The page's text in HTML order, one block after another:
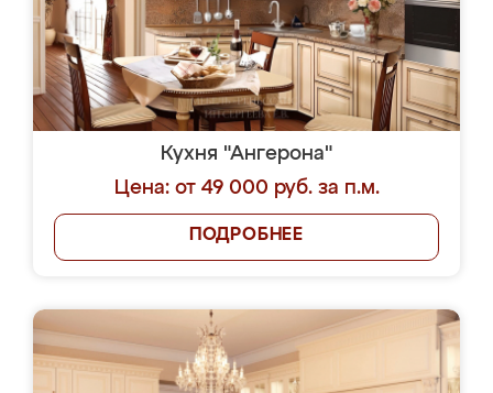
Кухня "Ангерона"
Цена: от 49 000 руб. за п.м.
ПОДРОБНЕЕ